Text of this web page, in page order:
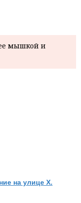
мышкой и
на улице Х.